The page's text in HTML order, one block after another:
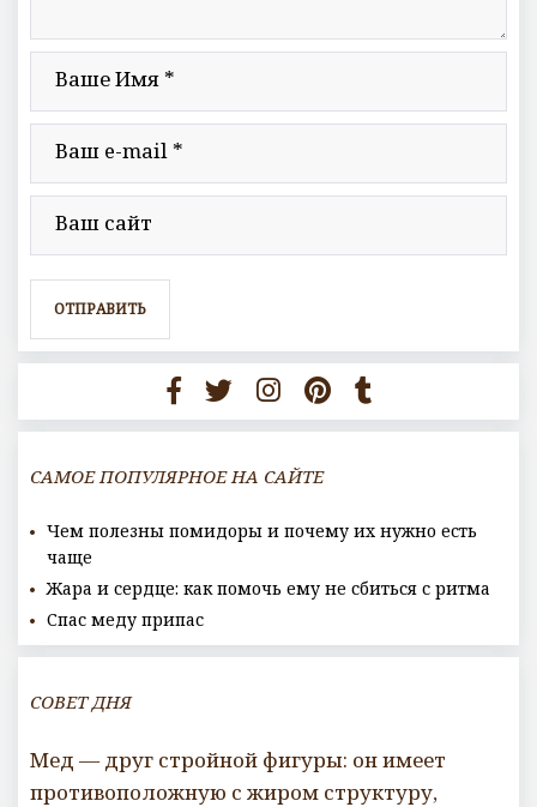
САМОЕ ПОПУЛЯРНОЕ НА САЙТЕ
Чем полезны помидоры и почему их нужно есть
чаще
Жара и сердце: как помочь ему не сбиться с ритма
Спас меду припас
СОВЕТ ДНЯ
Мед — друг стройной фигуры: он имеет
противоположную с жиром структуру,